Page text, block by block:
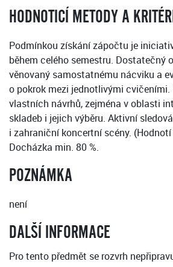
HODNOTICÍ METODY A
Podmínkou získání zápočtu je
během celého semestru. Dostatečný
věnovaný samostatnému nácviku a
o pokrok mezi jednotlivými cvičeními.
vlastních návrhů, zejména v oblasti
skladeb i jejich výběru. Aktivní
i zahraniční koncertní scény.
Docházka min. 80 %.
POZNÁMKA
není
DALŠÍ INFORMACE
Pro tento předmět se rozvrh